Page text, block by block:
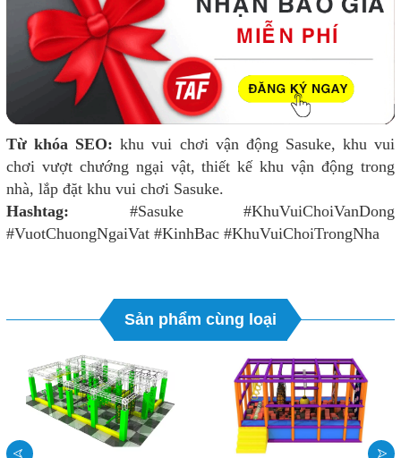
Từ khóa SEO: khu vui chơi vận động Sasuke, khu vui
chơi vượt chướng ngại vật, thiết kế khu vận động trong
nhà, lắp đặt khu vui chơi Sasuke.
Hashtag: #Sasuke #KhuVuiChoiVanDong
#VuotChuongNgaiVat #KinhBac #KhuVuiChoiTrongNha
Sản phẩm cùng loại